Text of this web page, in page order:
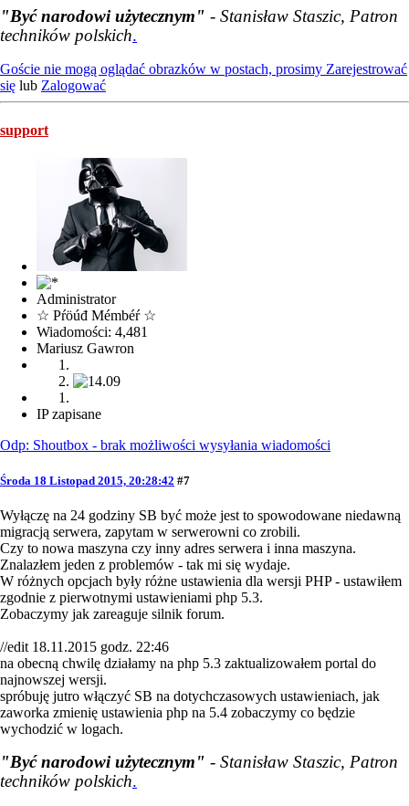
"Być narodowi użytecznym" - Stanisław Staszic, Patron
techników polskich.
Goście nie mogą oglądać obrazków w postach, prosimy Zarejestrować
się lub Zalogować
support
Administrator
☆ Pŕöúđ Mémbéŕ ☆
Wiadomości: 4,481
Mariusz Gawron
IP zapisane
Odp: Shoutbox - brak możliwości wysyłania wiadomości
Środa 18 Listopad 2015, 20:28:42 #7
Wyłączę na 24 godziny SB być może jest to spowodowane niedawną
migracją serwera, zapytam w serwerowni co zrobili.
Czy to nowa maszyna czy inny adres serwera i inna maszyna.
Znalazłem jeden z problemów - tak mi się wydaje.
W różnych opcjach były różne ustawienia dla wersji PHP - ustawiłem
zgodnie z pierwotnymi ustawieniami php 5.3.
Zobaczymy jak zareaguje silnik forum.
//edit 18.11.2015 godz. 22:46
na obecną chwilę działamy na php 5.3 zaktualizowałem portal do
najnowszej wersji.
spróbuję jutro włączyć SB na dotychczasowych ustawieniach, jak
zaworka zmienię ustawienia php na 5.4 zobaczymy co będzie
wychodzić w logach.
"Być narodowi użytecznym" - Stanisław Staszic, Patron
techników polskich.